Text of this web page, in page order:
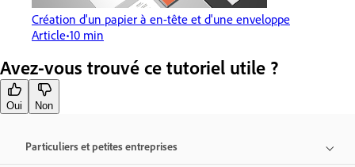
Création d'un papier à en-tête et d'une enveloppe
Article 10 min
Avez-vous trouvé ce tutoriel utile ?
Oui Non
Particuliers et petites entreprises